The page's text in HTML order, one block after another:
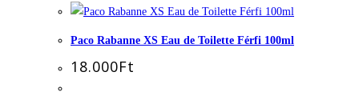
Paco Rabanne XS Eau de Toilette Férfi 100ml
18.000Ft